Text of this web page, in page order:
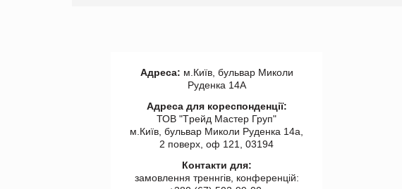
Адреса: м.Київ, бульвар Миколи
Руденка 14А
Адреса для кореспонденції:
ТОВ "Tрейд Мастер Груп"
м.Київ, бульвар Миколи Руденка 14а,
2 поверх, оф 121, 03194
Контакти для:
замовлення треннгів, конференцій: